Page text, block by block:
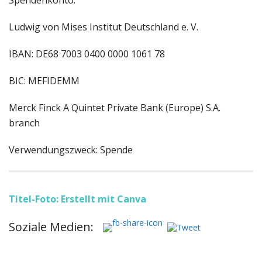
Ludwig von Mises Institut Deutschland e. V.
IBAN: DE68 7003 0400 0000 1061 78
BIC: MEFIDEMM
Merck Finck A Quintet Private Bank (Europe) S.A.
branch
Verwendungszweck: Spende
Titel-Foto: Erstellt mit Canva
Soziale Medien: